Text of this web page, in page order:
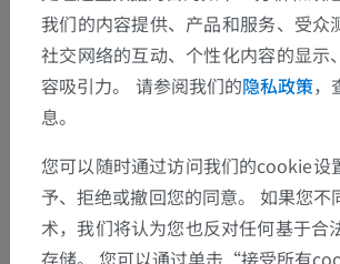
系统解剖学> 感觉器官 耳 > 外耳>
底层结构： 这个解剖部位没有子结构
人体神经解剖学
我们的内容提供、产品和服务、受众
社交网络的互动、个性化内容的显示
容吸引力。 请参阅我们的隐私政策，
息。
您可以随时通过访问我们的cookie设
予、拒绝或撤回您的同意。 如果您不
术，我们将认为您也反对任何基于合